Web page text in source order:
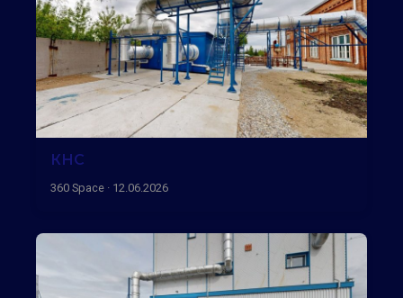
КНС
360 Space · 12.06.2026